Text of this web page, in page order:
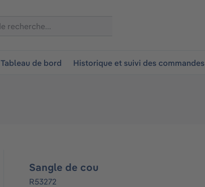
Tableau de bord Historique et suivi des commandes
Sangle de cou
R53272